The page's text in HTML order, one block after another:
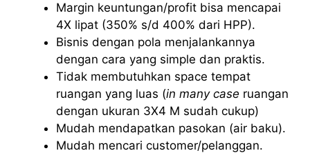
Margin keuntungan/profit bisa mencapai
4X lipat (350% s/d 400% dari HPP).
Bisnis dengan pola menjalankannya
dengan cara yang simple dan praktis.
Tidak membutuhkan space tempat
ruangan yang luas (in many case ruangan
dengan ukuran 3X4 M sudah cukup)
Mudah mendapatkan pasokan (air baku).
Mudah mencari customer/pelanggan.